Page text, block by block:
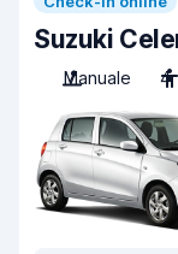
Suzuki
Manuale
4